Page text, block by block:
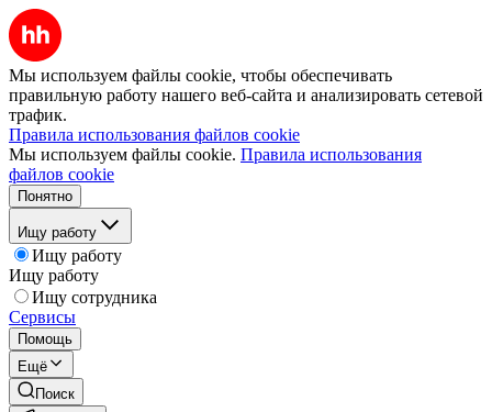
Мы используем файлы cookie, чтобы обеспечивать
правильную работу нашего веб-сайта и анализировать сетевой
трафик.
Правила использования файлов cookie
Мы используем файлы cookie. Правила использования
файлов cookie
Понятно
Ищу работу
Ищу работу
Ищу работу
Ищу сотрудника
Сервисы
Помощь
Ещё
Поиск